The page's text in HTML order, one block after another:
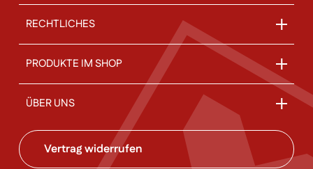
RECHTLICHES
PRODUKTE IM SHOP
ÜBER UNS
Vertrag widerrufen